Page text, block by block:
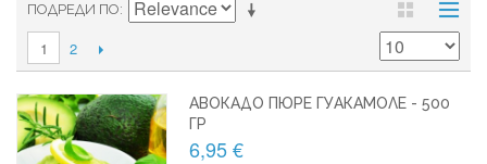
ПОДРЕДИ ПО
1 2
АВОКАДО ПЮРЕ ГУАКАМОЛЕ - 500
ГР
6,95 €